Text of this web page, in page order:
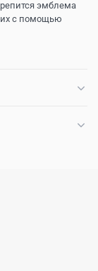
эмблема
с помощью